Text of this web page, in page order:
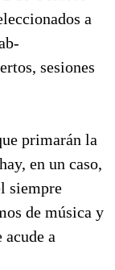
a
sesiones
primarán la
en un caso,
siempre
de música y
a